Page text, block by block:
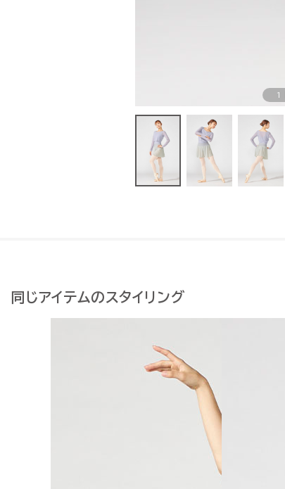
1
同じアイテムのスタイリング